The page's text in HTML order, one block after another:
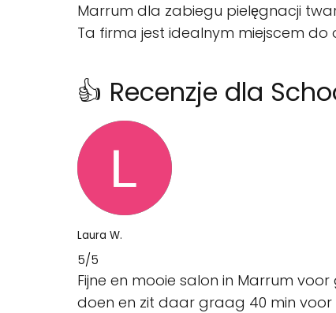
Marrum dla zabiegu pielęgnacji
Ta firma jest idealnym miejscem do
👍 Recenzje dla
Laura W.
5/5
Fijne en mooie salon in Marrum
doen en zit daar graag 40 min voor